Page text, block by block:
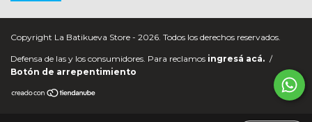
Copyright La Batikueva Store - 2026. Todos los derechos reservados.
Defensa de las y los consumidores. Para reclamos ingresá acá. /
Botón de arrepentimiento